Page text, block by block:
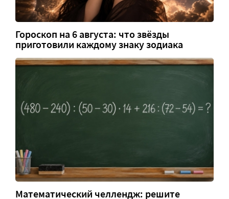
Гороскоп на 6 августа: что звёзды
приготовили каждому знаку зодиака
Математический челлендж: решите